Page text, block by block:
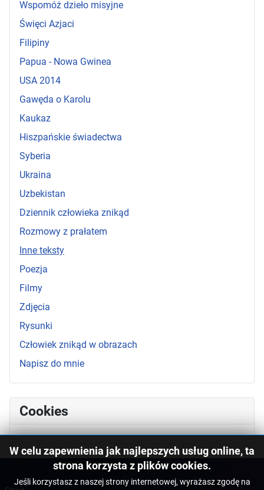
Wspomóż dzieło misyjne
Święci Azjaci
Filipiny
Papua - Nowa Gwinea
USA 2014
Gawęda o Karolu
Kaukaz
Hiszpańskie świadectwa
Syberia
Ukraina
Uzbekistan
Dziennik człowieka znikąd
Rozmowy z prałatem
Inne teksty
Poezja
Filmy
Zdjęcia
Rysunki
Człowiek znikąd w obrazach
Napisz do mnie
Cookies
W celu zapewnienia jak najlepszych usług online, ta
strona korzysta z plików cookies.
Jeśli korzystasz z naszej strony internetowej, wyrażasz zgodę na